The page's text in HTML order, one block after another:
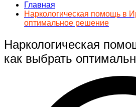
Главная
Наркологическая помощь в
оптимальное решение
Наркологическая
как выбрать